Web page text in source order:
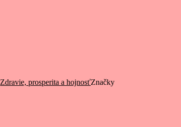
Zdravie, prosperita a hojnosťZnačky